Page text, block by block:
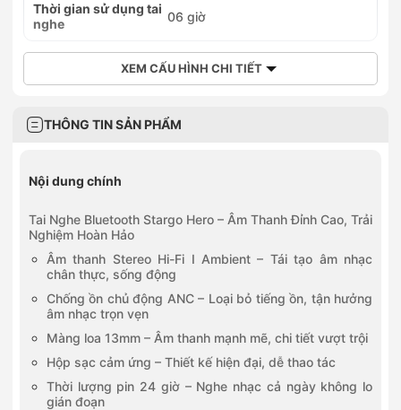
0902840419
27M Nguyễn Ảnh Thủ, Phường Trung Mỹ Tây, Hồ Chí Minh
347 Hoàng Văn Thụ, Phường Tân Sơn Hòa, Hồ Chí Minh
0705572574
572-574 Tỉnh Lộ 10, Phường Bình Trị Đông, Hồ Chí Minh
0768663665
0908892255
91 Ba Cu, Phường Vũng Tàu, Hồ Chí Minh
0909898384
Số 127 Tô Ngọc Vân, Phường Thủ Đức, Hồ Chí Minh
0898899170
Số 454 Nguyễn Oanh, Phường An Nhơn, Hồ Chí Minh
0902050148
148 Nguyễn Trung Trực, Phường Rạch Giá, An Giang
0782588383
07–09 Phan Bội Châu, Phường Buôn Ma Thuột, Đắk Lắk
0896238383
Thời gian sử dụng tai
nghe
06 giờ
XEM CẤU HÌNH CHI TIẾT
THÔNG TIN SẢN PHẨM
Nội dung chính
Tai Nghe Bluetooth Stargo Hero – Âm Thanh Đỉnh Cao, Trải
Nghiệm Hoàn Hảo
Âm thanh Stereo Hi-Fi I Ambient – Tái tạo âm nhạc
chân thực, sống động
Chống ồn chủ động ANC – Loại bỏ tiếng ồn, tận hưởng
âm nhạc trọn vẹn
Màng loa 13mm – Âm thanh mạnh mẽ, chi tiết vượt trội
Hộp sạc cảm ứng – Thiết kế hiện đại, dễ thao tác
Thời lượng pin 24 giờ – Nghe nhạc cả ngày không lo
gián đoạn